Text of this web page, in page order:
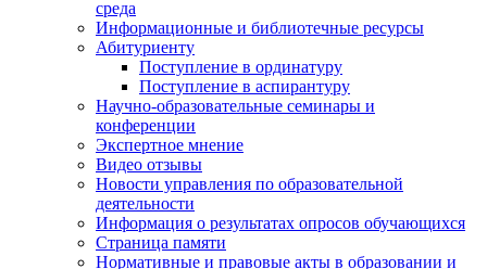
среда
Информационные и библиотечные ресурсы
Абитуриенту
Поступление в ординатуру
Поступление в аспирантуру
Научно-образовательные семинары и
конференции
Экспертное мнение
Видео отзывы
Новости управления по образовательной
деятельности
Информация о результатах опросов обучающихся
Страница памяти
Нормативные и правовые акты в образовании и